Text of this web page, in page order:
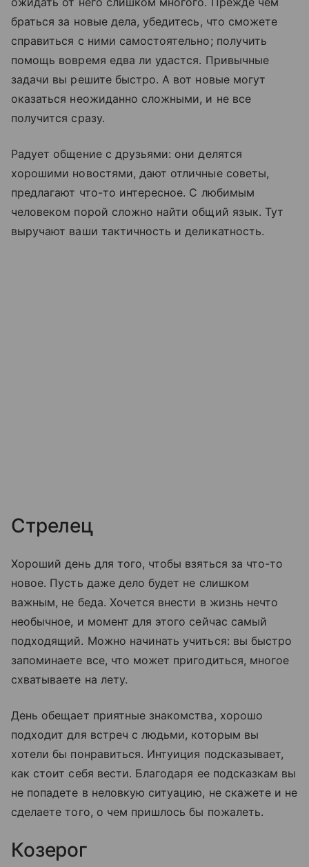
браться за новые дела, убедитесь, что сможете
справиться с ними самостоятельно; получить
помощь вовремя едва ли удастся. Привычные
задачи вы решите быстро. А вот новые могут
оказаться неожиданно сложными, и не все
получится сразу.
Радует общение с друзьями: они делятся
хорошими новостями, дают отличные советы,
предлагают что-то интересное. С любимым
человеком порой сложно найти общий язык. Тут
выручают ваши тактичность и деликатность.
Стрелец
Хороший день для того, чтобы взяться за что-то
новое. Пусть даже дело будет не слишком
важным, не беда. Хочется внести в жизнь нечто
необычное, и момент для этого сейчас самый
подходящий. Можно начинать учиться: вы быстро
запоминаете все, что может пригодиться, многое
схватываете на лету.
День обещает приятные знакомства, хорошо
подходит для встреч с людьми, которым вы
хотели бы понравиться. Интуиция подсказывает,
как стоит себя вести. Благодаря ее подсказкам вы
не попадете в неловкую ситуацию, не скажете и не
сделаете того, о чем пришлось бы пожалеть.
Козерог